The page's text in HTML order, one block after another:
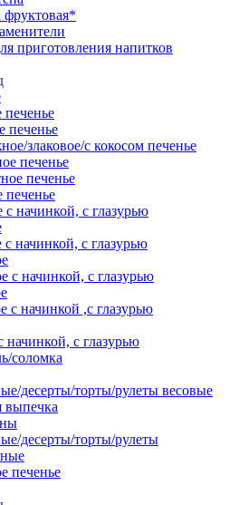
фруктовая*
приготовления напитков
печенье
печенье
злаковое/с кокосом печенье
печенье
печенье
печенье
с начинкой, с глазурью
начинкой, с глазурью
с начинкой, с глазурью
с начинкой ,с глазурью
начинкой, с глазурью
соломка
десерты/торты/рулеты весовые
выпечка
десерты/торты/рулеты
печенье